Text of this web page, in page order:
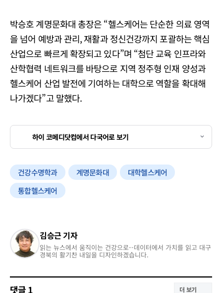
박승호 계명문화대 총장은 “헬스케어는 단순한 의료 영역
을 넘어 예방과 관리, 재활과 정신건강까지 포괄하는 핵심
산업으로 빠르게 확장되고 있다”며 “첨단 교육 인프라와
산학협력 네트워크를 바탕으로 지역 정주형 인재 양성과
헬스케어 산업 발전에 기여하는 대학으로 역할을 확대해
나가겠다”고 말했다.
하이 코메디닷컴에서 다국어로 보기
건강수명학과 계명문화대
대학헬스케어
통합헬스케어
김승근 기자
읽는 뉴스에서 움직이는 건강으로--데이터에서 가치를 읽고 대구
경북의 활기찬 내일을 디자인하겠습니다.
댓글1 더 보기